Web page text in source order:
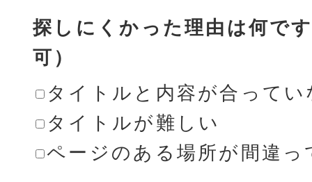
探しにくかった理由は何で
可）
タイトルと内容が合ってい
タイトルが難しい
ページのある場所が間違っ